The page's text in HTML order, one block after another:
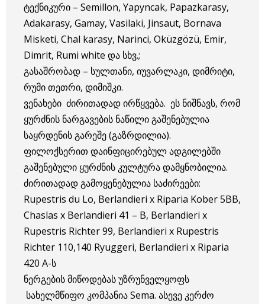
ტექნიკური – Semillon, Yapyncak, Papazkarasy,
Adakarasy, Gamay, Vasilaki, Jinsaut, Bornava
Misketi, Chal karasy, Narinci, Oküzgözü, Emir,
Dimrit, Rumi white და სხვ.;
გასაშრობად – სულთანი, იუვარლაკი, დიმრიტი,
რუმი თეთრი, დიმიშკი.
ვენახები ძირითადად ირწყვება. ეს ნიშნავს, რომ
ყურძნის ნარგავების ნაწილი გაშენებულია
საყრდენის გარეშე (გაზრდილია).
ფილოქსერით დაინფიცირებულ ადგილებში
გაშენებული ყურძნის კულტურა დამყნობილია.
ძირითადად გამოყენებულია საძირეები:
Rupestris du Lo, Berlandieri x Riparia Kober 5BB,
Chaslas x Berlandieri 41 – B, Berlandieri x
Rupestris Richter 99, Berlandieri x Rupestris
Richter 110,140 Ryuggeri, Berlandieri x Riparia
420 A-ს
ნერგების მიწოდებას უზრუნველყოფს
სახელმწიფო კომპანია Sema. ასევე კერძო